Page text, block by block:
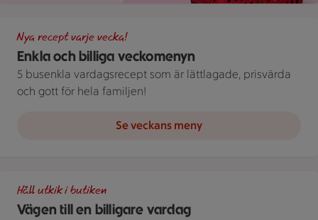
Enkla och billiga veckomenyn
Nya recept varje vecka!
5 busenkla vardagsrecept som är lättlagade, prisvärda
och gott för hela familjen!
Se veckans meny
Vägen till en billigare vardag
Håll utkik i butiken